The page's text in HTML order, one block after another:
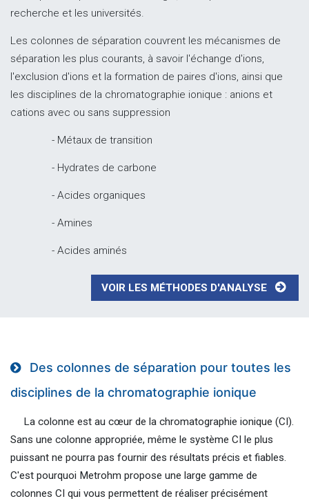
recherche et les universités.
Les colonnes de séparation couvrent les mécanismes de
séparation les plus courants, à savoir l'échange d'ions,
l'exclusion d'ions et la formation de paires d'ions, ainsi que
les disciplines de la chromatographie ionique : anions et
cations avec ou sans suppression
- Métaux de transition
- Hydrates de carbone
- Acides organiques
- Amines
- Acides aminés
VOIR LES MÉTHODES D'ANALYSE
Des colonnes de séparation pour toutes les
disciplines de la chromatographie ionique
La colonne est au cœur de la chromatographie ionique (CI).
Sans une colonne appropriée, même le système CI le plus
puissant ne pourra pas fournir des résultats précis et fiables.
C'est pourquoi Metrohm propose une large gamme de
colonnes CI qui vous permettent de réaliser précisément